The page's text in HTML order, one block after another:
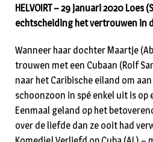
HELVOIRT – 29 januari 2020 Loes
echtscheiding het vertrouwen in
Wanneer haar dochter Maartje
trouwen met een Cubaan (Rolf
naar het Caribische eiland om
schoonzoon in spé enkel uit is
Eenmaal geland op het
over de liefde dan ze ooit had